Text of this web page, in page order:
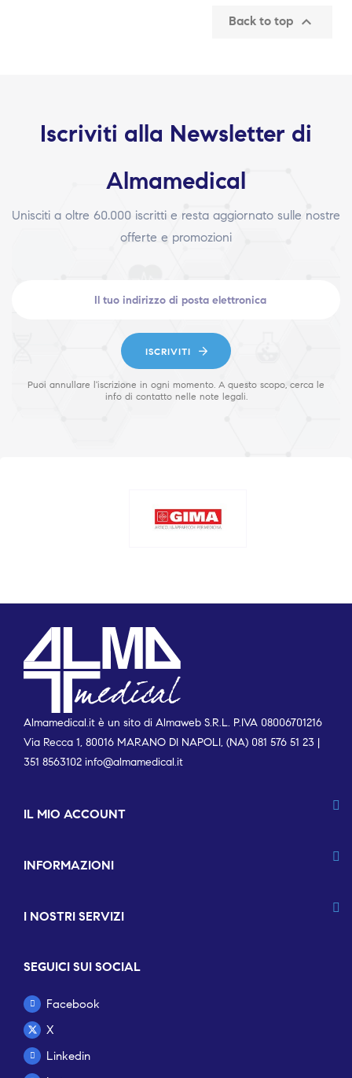
Back to top 
Iscriviti alla Newsletter di
Almamedical
Unisciti a oltre 60.000 iscritti e resta aggiornato sulle nostre
offerte e promozioni
ISCRIVITI
Puoi annullare l'iscrizione in ogni momento. A questo scopo, cerca le
info di contatto nelle note legali.
Almamedical.it è un sito di Almaweb S.R.L. P.IVA 08006701216
Via Recca 1, 80016 MARANO DI NAPOLI, (NA) 081 576 51 23 |
351 8563102 info@almamedical.it
IL MIO ACCOUNT
INFORMAZIONI
I NOSTRI SERVIZI
SEGUICI SUI SOCIAL
Facebook
X
Linkedin